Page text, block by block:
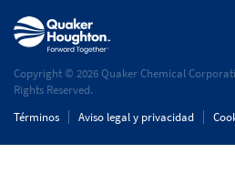
Copyright © 2026 Quaker Chemical
Rights Reserved.
Términos
Aviso legal y privacidad